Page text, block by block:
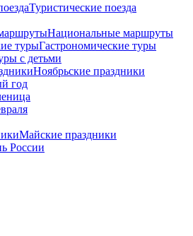
Туристические поезда
Национальные маршруты
Гастрономические туры
с детьми
Ноябрьские праздники
год
Майские праздники
России